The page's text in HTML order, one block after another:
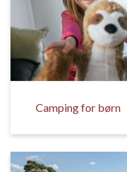
Camping for børn